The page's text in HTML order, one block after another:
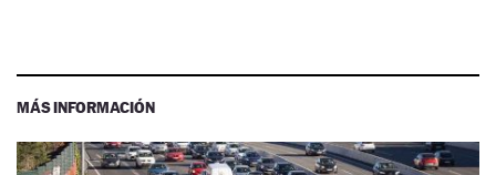
MÁS INFORMACIÓN